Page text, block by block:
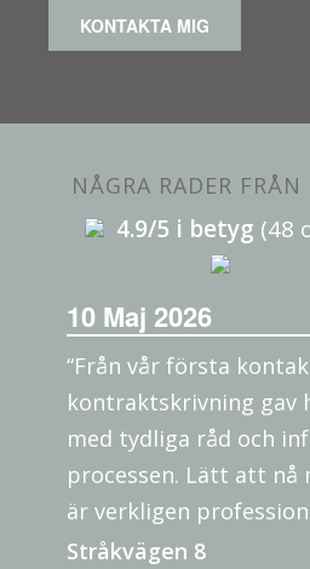
KONTAKTA MIG
NÅGRA RADER
4.9/5 i betyg (48
10 Maj 2026
“Från vår första
kontraktskrivning gav
med tydliga råd och
processen. Lätt att nå
är verkligen
Stråkvägen 8